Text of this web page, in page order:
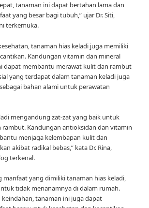
tanaman ini dapat bertahan lama dan
yang besar bagi tubuh,” ujar Dr. Siti,
terkemuka.
tanaman hias keladi juga memiliki
Kandungan vitamin dan mineral
dapat membantu merawat kulit dan rambut
yang terdapat dalam tanaman keladi juga
bahan alami untuk perawatan
mengandung zat-zat yang baik untuk
rambut. Kandungan antioksidan dan vitamin
menjaga kelembapan kulit dan
akibat radikal bebas,” kata Dr. Rina,
terkenal.
manfaat yang dimiliki tanaman hias keladi,
tidak menanamnya di dalam rumah.
keindahan, tanaman ini juga dapat